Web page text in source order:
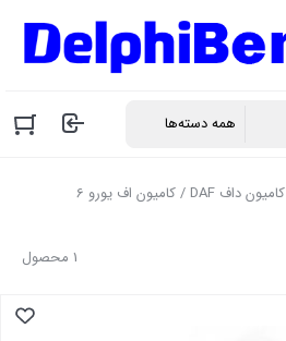
کامیون داف DAF / کامیون اف یورو 6
1 محصول